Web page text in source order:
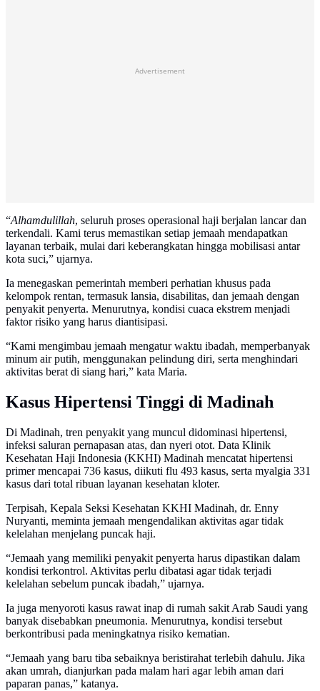
Advertisement
“Alhamdulillah, seluruh proses operasional haji berjalan lancar dan
terkendali. Kami terus memastikan setiap jemaah mendapatkan
layanan terbaik, mulai dari keberangkatan hingga mobilisasi antar
kota suci,” ujarnya.
Ia menegaskan pemerintah memberi perhatian khusus pada
kelompok rentan, termasuk lansia, disabilitas, dan jemaah dengan
penyakit penyerta. Menurutnya, kondisi cuaca ekstrem menjadi
faktor risiko yang harus diantisipasi.
“Kami mengimbau jemaah mengatur waktu ibadah, memperbanyak
minum air putih, menggunakan pelindung diri, serta menghindari
aktivitas berat di siang hari,” kata Maria.
Kasus Hipertensi Tinggi di Madinah
Di Madinah, tren penyakit yang muncul didominasi hipertensi,
infeksi saluran pernapasan atas, dan nyeri otot. Data Klinik
Kesehatan Haji Indonesia (KKHI) Madinah mencatat hipertensi
primer mencapai 736 kasus, diikuti flu 493 kasus, serta myalgia 331
kasus dari total ribuan layanan kesehatan kloter.
Terpisah, Kepala Seksi Kesehatan KKHI Madinah, dr. Enny
Nuryanti, meminta jemaah mengendalikan aktivitas agar tidak
kelelahan menjelang puncak haji.
“Jemaah yang memiliki penyakit penyerta harus dipastikan dalam
kondisi terkontrol. Aktivitas perlu dibatasi agar tidak terjadi
kelelahan sebelum puncak ibadah,” ujarnya.
Ia juga menyoroti kasus rawat inap di rumah sakit Arab Saudi yang
banyak disebabkan pneumonia. Menurutnya, kondisi tersebut
berkontribusi pada meningkatnya risiko kematian.
“Jemaah yang baru tiba sebaiknya beristirahat terlebih dahulu. Jika
akan umrah, dianjurkan pada malam hari agar lebih aman dari
paparan panas,” katanya.